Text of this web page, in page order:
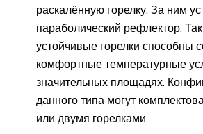
раскалённую горелку. За ним
параболический рефлектор.
устойчивые горелки способны
комфортные температурные
значительных площадях.
данного типа могут
или двумя горелками.